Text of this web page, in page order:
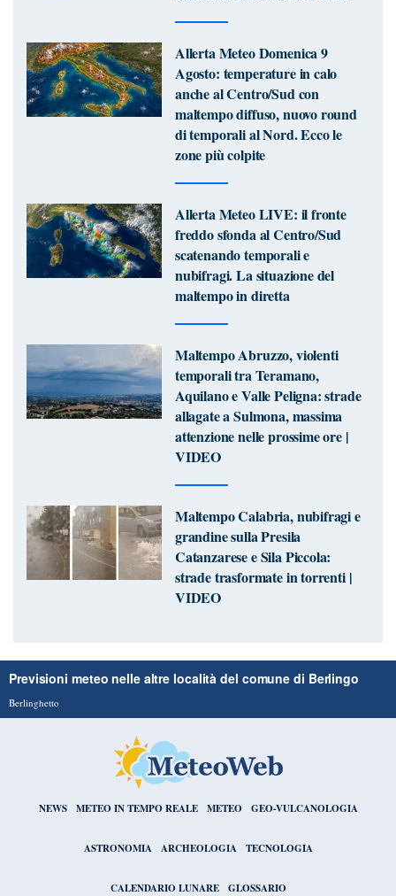
Allerta Meteo Domenica 9
Agosto: temperature in calo
anche al Centro/Sud con
maltempo diffuso, nuovo round
di temporali al Nord. Ecco le
zone più colpite
Allerta Meteo LIVE: il fronte
freddo sfonda al Centro/Sud
scatenando temporali e
nubifragi. La situazione del
maltempo in diretta
Maltempo Abruzzo, violenti
temporali tra Teramano,
Aquilano e Valle Peligna: strade
allagate a Sulmona, massima
attenzione nelle prossime ore |
VIDEO
Maltempo Calabria, nubifragi e
grandine sulla Presila
Catanzarese e Sila Piccola:
strade trasformate in torrenti |
VIDEO
Previsioni meteo nelle altre località del comune di Berlingo
Berlinghetto
NEWS METEO IN TEMPO REALE METEO GEO-VULCANOLOGIA
ASTRONOMIA ARCHEOLOGIA TECNOLOGIA
CALENDARIO LUNARE GLOSSARIO